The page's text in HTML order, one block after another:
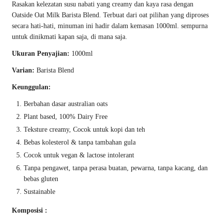
Rasakan kelezatan susu nabati yang creamy dan kaya rasa dengan
Oatside Oat Milk Barista Blend. Terbuat dari oat pilihan yang diproses
secara hati-hati, minuman ini hadir dalam kemasan 1000ml. sempurna
untuk dinikmati kapan saja, di mana saja.
Ukuran Penyajian: 1000ml
Varian: Barista Blend
Keunggulan:
Berbahan dasar australian oats
Plant based, 100% Dairy Free
Teksture creamy, Cocok untuk kopi dan teh
Bebas kolesterol & tanpa tambahan gula
Cocok untuk vegan & lactose intolerant
Tanpa pengawet, tanpa perasa buatan, pewarna, tanpa kacang, dan
bebas gluten
Sustainable
Komposisi :